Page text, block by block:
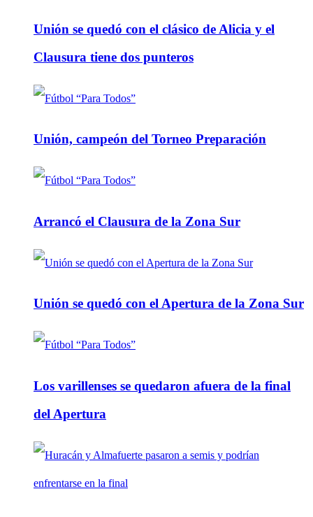
Unión se quedó con el clásico de Alicia y el
Clausura tiene dos punteros
Unión, campeón del Torneo Preparación
Arrancó el Clausura de la Zona Sur
Unión se quedó con el Apertura de la Zona Sur
Los varillenses se quedaron afuera de la final
del Apertura